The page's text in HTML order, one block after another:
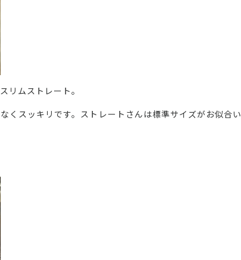
リムストレート。
くスッキリです。ストレートさんは標準サイズがお似合